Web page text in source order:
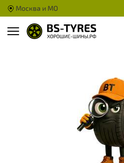
Москва и МО